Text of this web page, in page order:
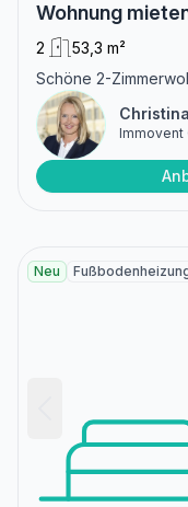
Wohnung
2
53,3 m²
Schöne 2-
Immovent
Neu